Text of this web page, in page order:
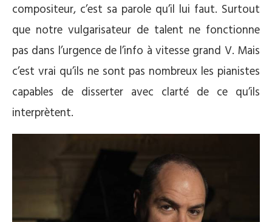
compositeur, c’est sa parole qu’il lui faut. Surtout
que notre vulgarisateur de talent ne fonctionne
pas dans l’urgence de l’info à vitesse grand V. Mais
c’est vrai qu’ils ne sont pas nombreux les pianistes
capables de disserter avec clarté de ce qu’ils
interprètent.